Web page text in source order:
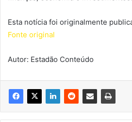
Esta notícia foi originalmente
Fonte original
Autor: Estadão Conteúdo